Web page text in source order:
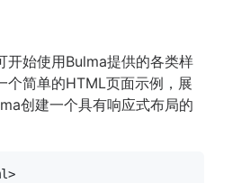
开始使用Bulma提供的各类样
个简单的HTML页面示例，展
创建一个具有响应式布局的
>